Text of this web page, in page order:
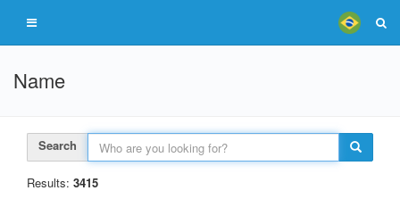
Name
Search
Results: 3415